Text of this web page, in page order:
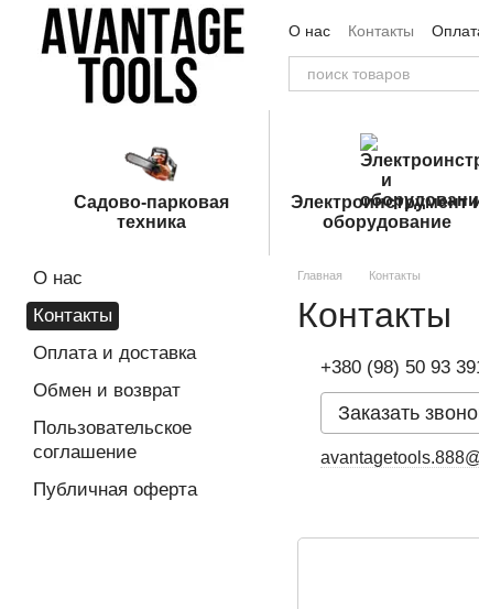
Перейти к основному контенту
О нас Контакты
Пользовательское
Садово-парковая
техника
Электроинструмент
оборудование
Главная Контакты
Контакты
+380 (98) 50 93
Заказать
О нас
Контакты
Оплата и доставка
Обмен и возврат
Пользовательское
соглашение
Публичная оферта